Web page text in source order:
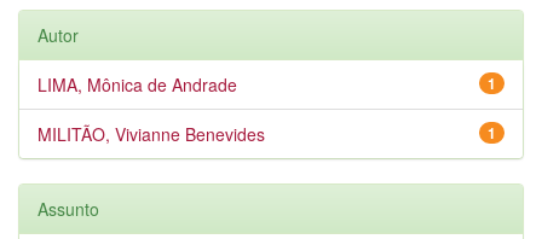
Autor
1
LIMA, Mônica de Andrade
1
MILITÃO, Vivianne Benevides
Assunto